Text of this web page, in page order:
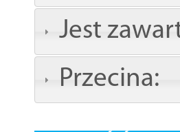
Jest
Przecina: